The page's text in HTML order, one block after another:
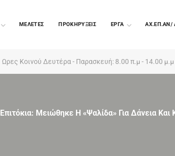
ΜΕΛΕΤΕΣ ΠΡΟΚΗΡΥΞΕΙΣ EΡΓΑ ΑΧ.ΕΠ.ΑΝ/
Ωρες Κοινού Δευτέρα - Παρασκευή: 8.00 π.μ - 14.00 μ.μ
Επιτόκια: Μειώθηκε Η «ψαλίδα» Για Δάνεια